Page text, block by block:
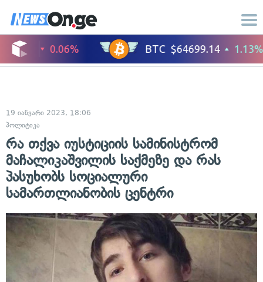
19 იანვარი 2023, 18:06
პოლიტიკა
რა თქვა იუსტიციის სამინისტრომ
მაჩალიკაშვილის საქმეზე და რას
პასუხობს სოციალური
სამართლიანობის ცენტრი